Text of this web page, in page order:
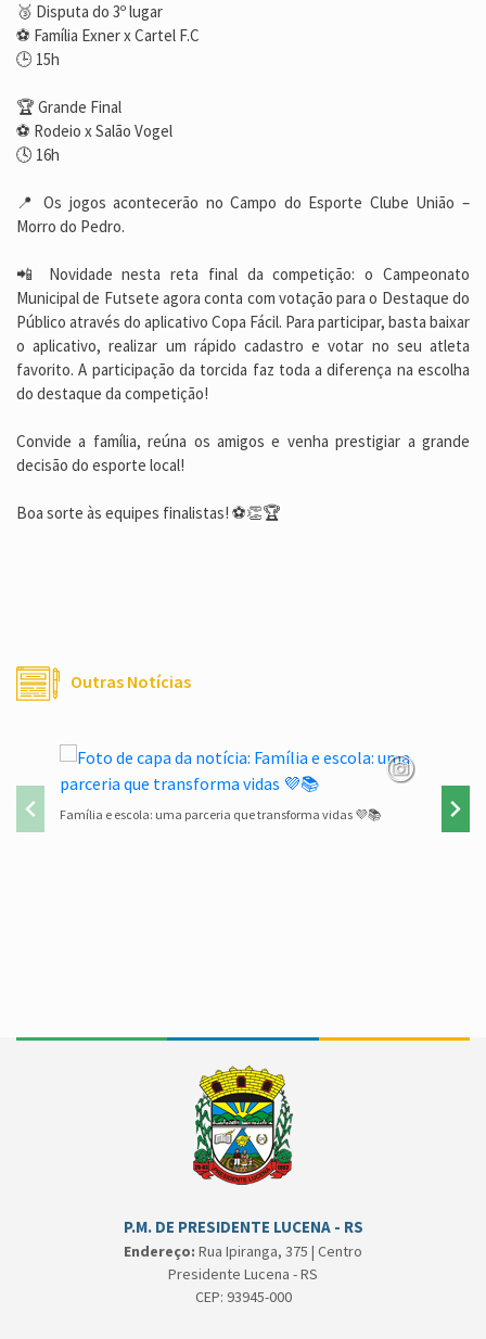
🥉 Disputa do 3º lugar
⚽ Família Exner x Cartel F.C
🕒 15h
🏆 Grande Final
⚽ Rodeio x Salão Vogel
🕓 16h
📍 Os jogos acontecerão no Campo do Esporte Clube União –
Morro do Pedro.
📲 Novidade nesta reta final da competição: o Campeonato
Municipal de Futsete agora conta com votação para o Destaque do
Público através do aplicativo Copa Fácil. Para participar, basta baixar
o aplicativo, realizar um rápido cadastro e votar no seu atleta
favorito. A participação da torcida faz toda a diferença na escolha
do destaque da competição!
Convide a família, reúna os amigos e venha prestigiar a grande
decisão do esporte local!
Boa sorte às equipes finalistas! ⚽👏🏆
Outras Notícias
Família e escola: uma parceria que transforma vidas 💜📚 Lista
P.M. DE PRESIDENTE LUCENA - RS
Endereço: Rua Ipiranga, 375 | Centro
Presidente Lucena - RS
CEP: 93945-000